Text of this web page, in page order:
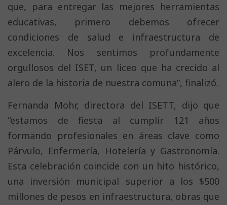
que, para entregar las mejores herramientas
educativas, primero debemos ofrecer
condiciones de salud e infraestructura de
excelencia. Nos sentimos profundamente
orgullosos del ISET, un liceo que ha crecido al
alero de la historia de nuestra comuna”, finalizó.
Fernanda Mohr, directora del ISETT, dijo que
“estamos de fiesta al cumplir 121 años
formando profesionales en áreas clave como
Párvulo, Enfermería, Hotelería y Gastronomía.
Esta celebración coincide con un hito histórico,
una inversión municipal superior a los $500
millones de pesos en infraestructura, obras que